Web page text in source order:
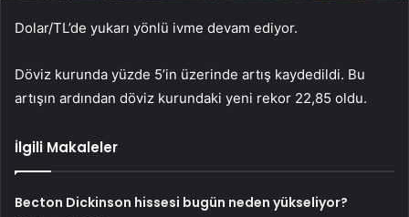
Dolar/TL’de yukarı yönlü ivme devam ediyor.
Döviz kurunda yüzde 5’in üzerinde artış kaydedildi. Bu
artışın ardından döviz kurundaki yeni rekor 22,85 oldu.
İlgili Makaleler
Becton Dickinson hissesi bugün neden yükseliyor?